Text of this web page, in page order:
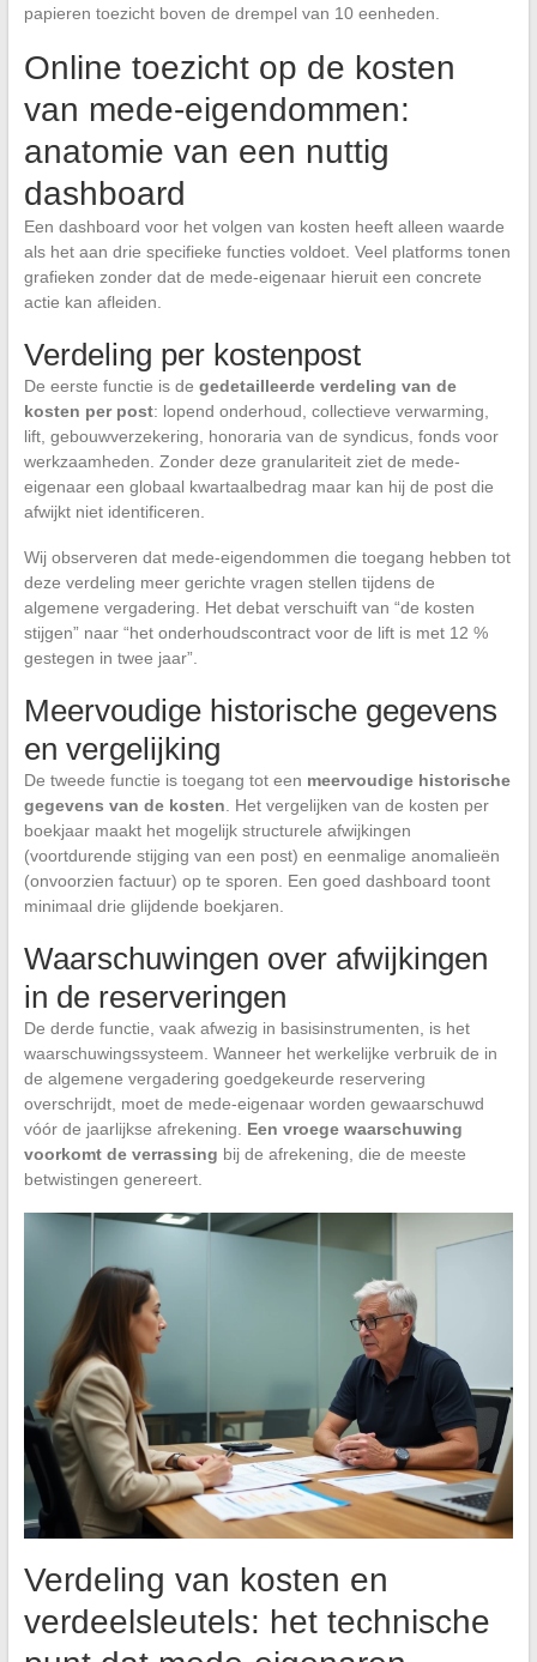
papieren toezicht boven de drempel van 10 eenheden.
Online toezicht op de kosten
van mede-eigendommen:
anatomie van een nuttig
dashboard
Een dashboard voor het volgen van kosten heeft alleen waarde
als het aan drie specifieke functies voldoet. Veel platforms tonen
grafieken zonder dat de mede-eigenaar hieruit een concrete
actie kan afleiden.
Verdeling per kostenpost
De eerste functie is de gedetailleerde verdeling van de
kosten per post: lopend onderhoud, collectieve verwarming,
lift, gebouwverzekering, honoraria van de syndicus, fonds voor
werkzaamheden. Zonder deze granulariteit ziet de mede-
eigenaar een globaal kwartaalbedrag maar kan hij de post die
afwijkt niet identificeren.
Wij observeren dat mede-eigendommen die toegang hebben tot
deze verdeling meer gerichte vragen stellen tijdens de
algemene vergadering. Het debat verschuift van “de kosten
stijgen” naar “het onderhoudscontract voor de lift is met 12 %
gestegen in twee jaar”.
Meervoudige historische gegevens
en vergelijking
De tweede functie is toegang tot een meervoudige historische
gegevens van de kosten . Het vergelijken van de kosten per
boekjaar maakt het mogelijk structurele afwijkingen
(voortdurende stijging van een post) en eenmalige anomalieën
(onvoorzien factuur) op te sporen. Een goed dashboard toont
minimaal drie glijdende boekjaren.
Waarschuwingen over afwijkingen
in de reserveringen
De derde functie, vaak afwezig in basisinstrumenten, is het
waarschuwingssysteem. Wanneer het werkelijke verbruik de in
de algemene vergadering goedgekeurde reservering
overschrijdt, moet de mede-eigenaar worden gewaarschuwd
vóór de jaarlijkse afrekening. Een vroege waarschuwing
voorkomt de verrassing bij de afrekening, die de meeste
betwistingen genereert.
Verdeling van kosten en
verdeelsleutels: het technische